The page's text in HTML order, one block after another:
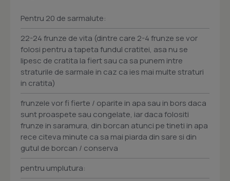
Pentru 20 de sarmalute:
22-24 frunze de vita (dintre care 2-4 frunze se vor
folosi pentru a tapeta fundul cratitei, asa nu se
lipesc de cratita la fiert sau ca sa punem intre
straturile de sarmale in caz ca ies mai multe straturi
in cratita)
frunzele vor fi fierte / oparite in apa sau in bors daca
sunt proaspete sau congelate, iar daca folositi
frunze in saramura, din borcan atunci pe tineti in apa
rece citeva minute ca sa mai piarda din sare si din
gutul de borcan / conserva
pentru umplutura: